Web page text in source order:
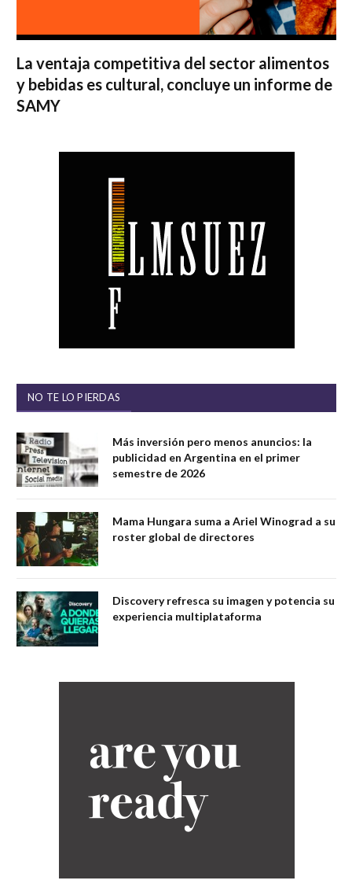
La ventaja competitiva del sector alimentos
y bebidas es cultural, concluye un informe de
SAMY
NO TE LO PIERDAS
Más inversión pero menos anuncios: la
publicidad en Argentina en el primer
semestre de 2026
Mama Hungara suma a Ariel Winograd a su
roster global de directores
Discovery refresca su imagen y potencia su
experiencia multiplataforma